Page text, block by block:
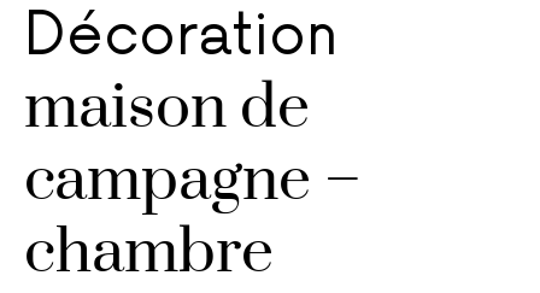
Décoration
maison de
campagne –
chambre